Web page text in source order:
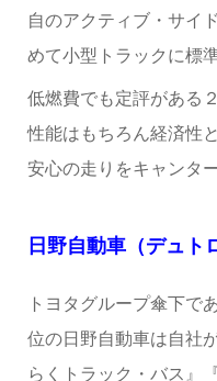
自のアクティブ・サイ
めて小型トラックに標
低燃費でも定評がある
性能はもちろん経済性
安心の走りをキャンタ
日野自動車（デュト
トヨタグループ傘下で
位の日野自動車は自社
らくトラック・バス』